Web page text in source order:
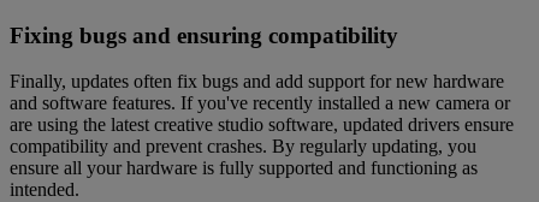
Fixing bugs and ensuring compatibility
Finally, updates often fix bugs and add support for new hardware
and software features. If you've recently installed a new camera or
are using the latest creative studio software, updated drivers ensure
compatibility and prevent crashes. By regularly updating, you
ensure all your hardware is fully supported and functioning as
intended.